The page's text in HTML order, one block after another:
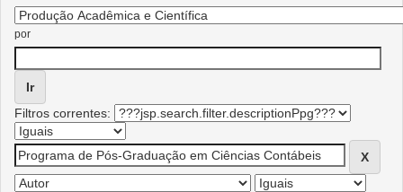
por
Filtros correntes: